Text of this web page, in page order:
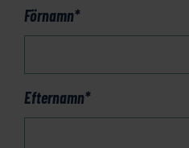
Förnamn*
Efternamn*